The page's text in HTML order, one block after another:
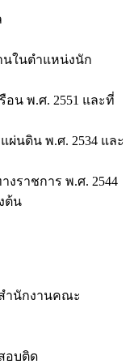
นในตำแหน่งนัก
น พ.ศ. 2551 และที่
นดิน พ.ศ. 2534 และ
งราชการ พ.ศ. 2544
ต้น
ำนักงานคณะ
อบติด